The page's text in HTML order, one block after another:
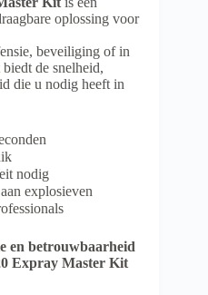
oplossing voor
beveiliging of in
de snelheid,
die u nodig heeft in
nodig
explosieven
en betrouwbaarheid
Expray Master Kit